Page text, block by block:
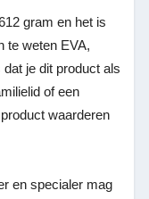
gram en het is
te weten EVA,
je dit product als
of een
waarderen
en specialer mag